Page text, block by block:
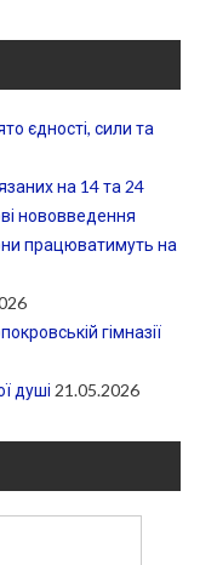
єдності, сили та
на 14 та 24
нововведення
працюватимуть на
гімназії
душі 21.05.2026